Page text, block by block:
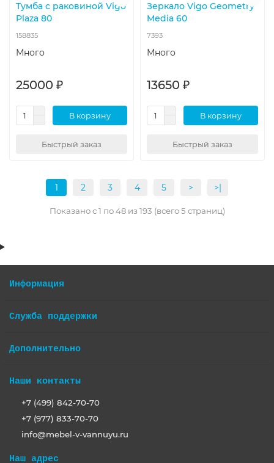
Тумба с раковиной Vigo
Plaza 80
158835
Много
25000 ₽
В корзину
Быстрый заказ
Зеркало Vigo Geometry
Media 60
7393
Много
13650 ₽
В корзину
Быстрый заказ
1 2 3 4 5 > >|
Показано с 1 по 48 из 193 (всего 5 страниц)
Информация
Служба поддержки
Дополнительно
Наши контакты
+7 (499) 842-70-70
+7 (977) 833-70-70
info@mebel-v-vannuyu.ru
Наш адрес